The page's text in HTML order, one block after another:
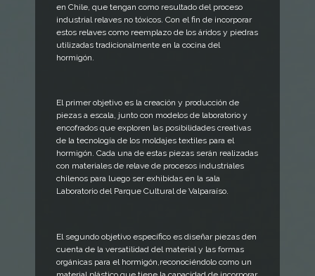
en Chile, que tengan como resultado del proceso
industrial relaves no tóxicos. Con el fin de incorporar
estos relaves como reemplazo de los áridos y piedras
utilizadas tradicionalmente en la cocina del
hormigón.
El primer objetivo es la creación y producción de
piezas a escala, junto con modelos de laboratorio y
encofrados que exploren las posibilidades creativas
de la tecnología de los moldajes textiles para el
hormigón. Cada una de estas piezas serán realizadas
con materiales de relave de procesos industriales
chilenos para luego ser exhibidas en la sala
Laboratorio del Parque Cultural de Valparaíso.
El segundo objetivo específico es diseñar piezas den
cuenta de la versatilidad del material y las formas
orgánicas para el hormigón,reconociéndolo como un